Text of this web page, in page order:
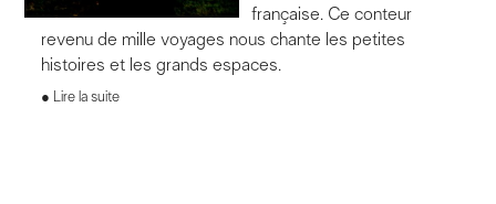
française. Ce conteur
revenu de mille voyages nous chante les petites
histoires et les grands espaces.
Lire la suite